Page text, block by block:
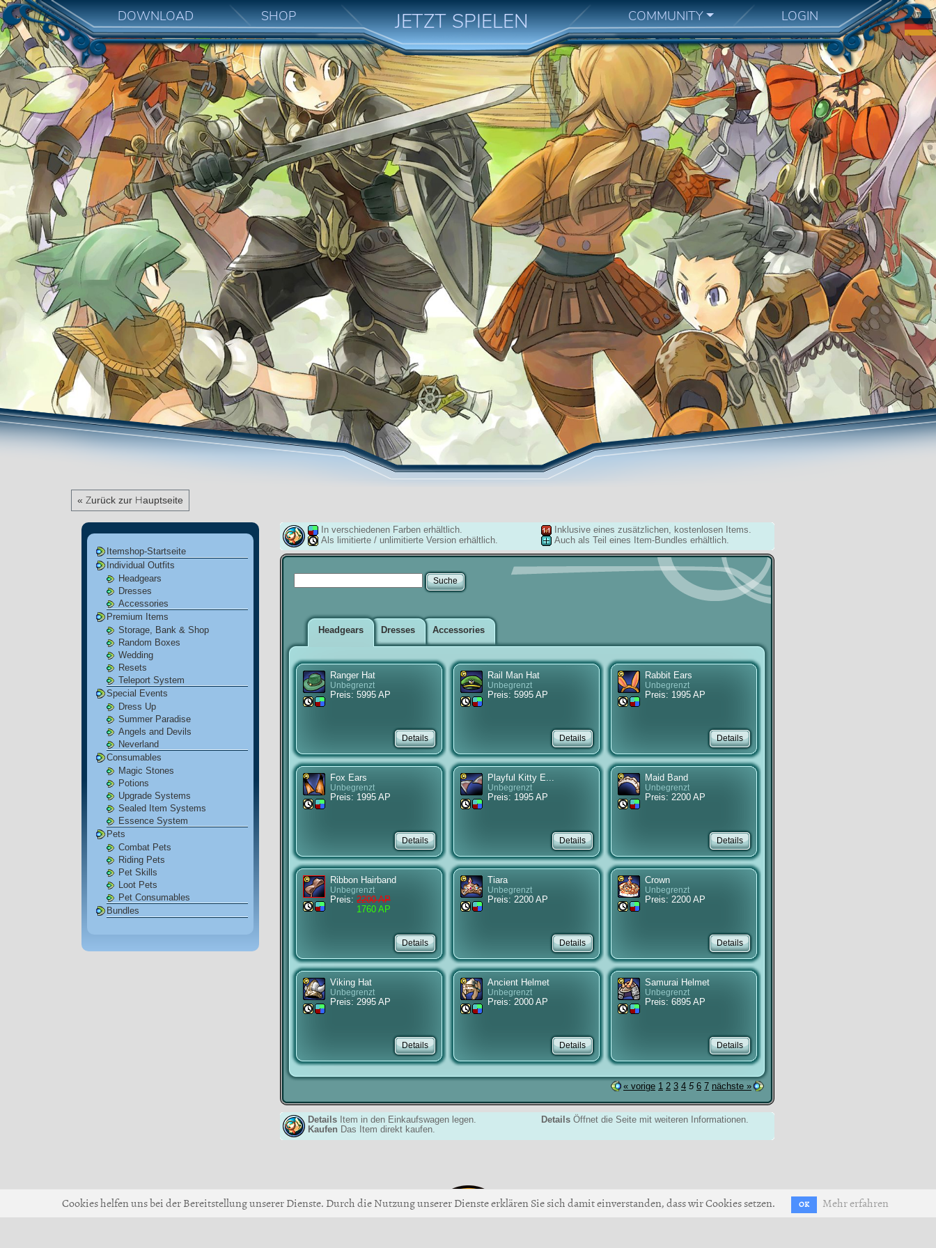
DOWNLOAD SHOP JETZT SPIELEN COMMUNITY LOGIN
« Zurück zur Hauptseite
Itemshop-Startseite
Individual Outfits
Headgears
Dresses
Accessories
Premium Items
Storage, Bank & Shop
Random Boxes
Wedding
Resets
Teleport System
Special Events
Dress Up
Summer Paradise
Angels and Devils
Neverland
Consumables
Magic Stones
Potions
Upgrade Systems
Sealed Item Systems
Essence System
Pets
Combat Pets
Riding Pets
Pet Skills
Loot Pets
Pet Consumables
Bundles
In verschiedenen Farben erhältlich.
Inklusive eines zusätzlichen, kostenlosen Items.
Als limitierte / unlimitierte Version erhältlich.
Auch als Teil eines Item-Bundles erhältlich.
Headgears Dresses Accessories
Ranger Hat
Unbegrenzt
Preis: 5995 AP
Rail Man Hat
Unbegrenzt
Preis: 5995 AP
Rabbit Ears
Unbegrenzt
Preis: 1995 AP
Fox Ears
Unbegrenzt
Preis: 1995 AP
Playful Kitty E...
Unbegrenzt
Preis: 1995 AP
Maid Band
Unbegrenzt
Preis: 2200 AP
Ribbon Hairband
Unbegrenzt
Preis: 2200 AP
1760 AP
Tiara
Unbegrenzt
Preis: 2200 AP
Crown
Unbegrenzt
Preis: 2200 AP
Viking Hat
Unbegrenzt
Preis: 2995 AP
Ancient Helmet
Unbegrenzt
Preis: 2000 AP
Samurai Helmet
Unbegrenzt
Preis: 6895 AP
« vorige 1 2 3 4 5 6 7 nächste »
Details Item in den Einkaufswagen legen. Details Öffnet die Seite mit weiteren Informationen.
Kaufen Das Item direkt kaufen.
Cookies helfen uns bei der Bereitstellung unserer Dienste. Durch die Nutzung unserer Dienste erklären Sie sich damit einverstanden, dass wir Cookies setzen. OK Mehr erfahren